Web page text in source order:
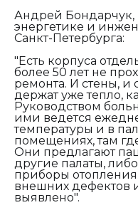
Андрей Бондарчук,
энергетике и
Санкт-Петербурга:
"Есть корпуса
более 50 лет не
ремонта. И стены, и
держат уже тепло,
Руководством
ими ведется
температуры и в
помещениях, там
Они предлагают
другие палаты,
приборы
внешних дефектов
выявлено".